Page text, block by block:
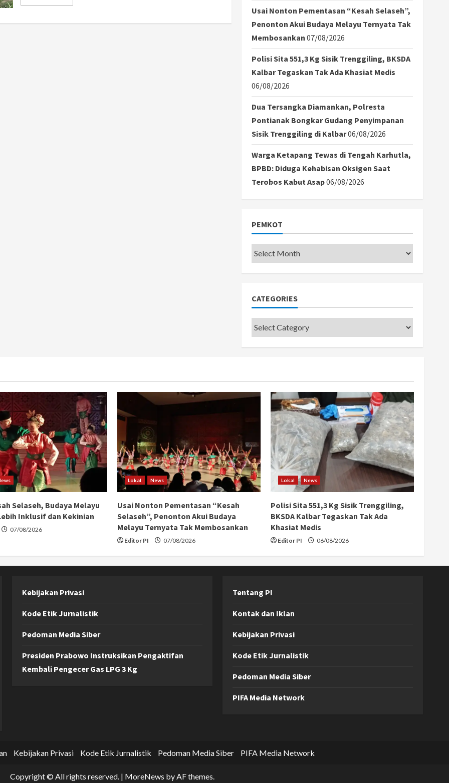
more
Pasangan
Usai Nonton Pementasan “Kesah Selaseh”,
Penonton Akui Budaya Melayu Ternyata Tak
Membosankan 07/08/2026
Polisi Sita 551,3 Kg Sisik Trenggiling, BKSDA
Kalbar Tegaskan Tak Ada Khasiat Medis
06/08/2026
Dua Tersangka Diamankan, Polresta
Pontianak Bongkar Gudang Penyimpanan
Sisik Trenggiling di Kalbar06/08/2026
Warga Ketapang Tewas di Tengah Karhutla,
BPBD: Diduga Kehabisan Oksigen Saat
Terobos Kabut Asap06/08/2026
PEMKOT
Pemkot
CATEGORIES
Categories
Selaseh, Budaya Melayu
Inklusif dan Kekinian
07/08/2026
Lokal News
Usai Nonton Pementasan “Kesah
Selaseh”, Penonton Akui Budaya
Melayu Ternyata Tak Membosankan
Editor PI 07/08/2026
Lokal News
Polisi Sita 551,3 Kg Sisik Trenggiling,
BKSDA Kalbar Tegaskan Tak Ada
Khasiat Medis
Editor PI 06/08/2026
Kebijakan Privasi
Kode Etik Jurnalistik
Pedoman Media Siber
Presiden Prabowo Instruksikan Pengaktifan
Kembali Pengecer Gas LPG 3 Kg
Tentang PI
Kontak dan Iklan
Kebijakan Privasi
Kode Etik Jurnalistik
Pedoman Media Siber
PIFA Media Network
Kebijakan Privasi Kode Etik Jurnalistik Pedoman Media Siber PIFA Media Network
Copyright © All rights reserved. | MoreNews by AF themes.